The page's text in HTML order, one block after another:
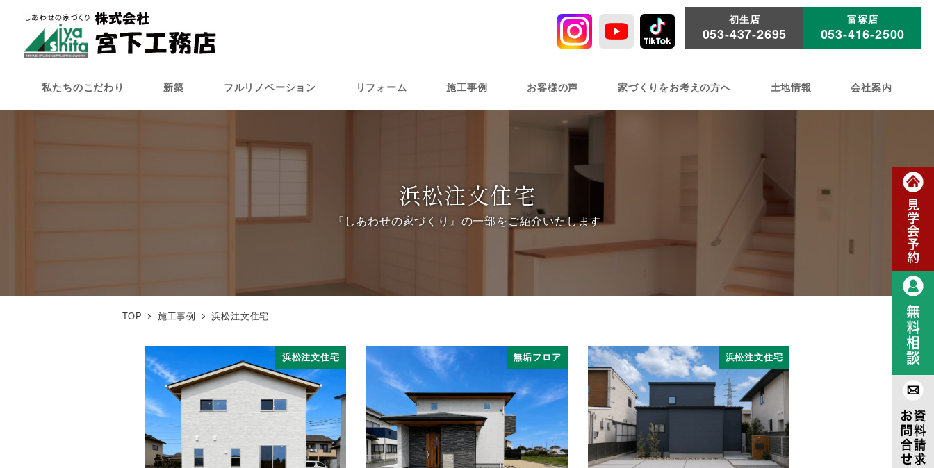
ン
初生店
053-437-2695
富塚店
053-416-2500
私たちのこだわり 新築 フルリノベーション リフォーム 施工事例 お客様の声 家づくりをお考えの方へ 土地情報 会社案内
浜松注文住宅
TOP 施工事例 浜松注文住宅
浜松注文住宅 無垢フロア 浜松注文住宅